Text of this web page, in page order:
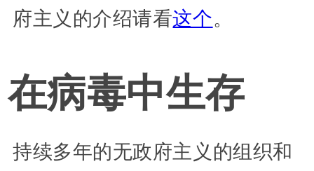
府主义的介绍请看这个。
在病毒中生存
持续多年的无政府主义的组织和